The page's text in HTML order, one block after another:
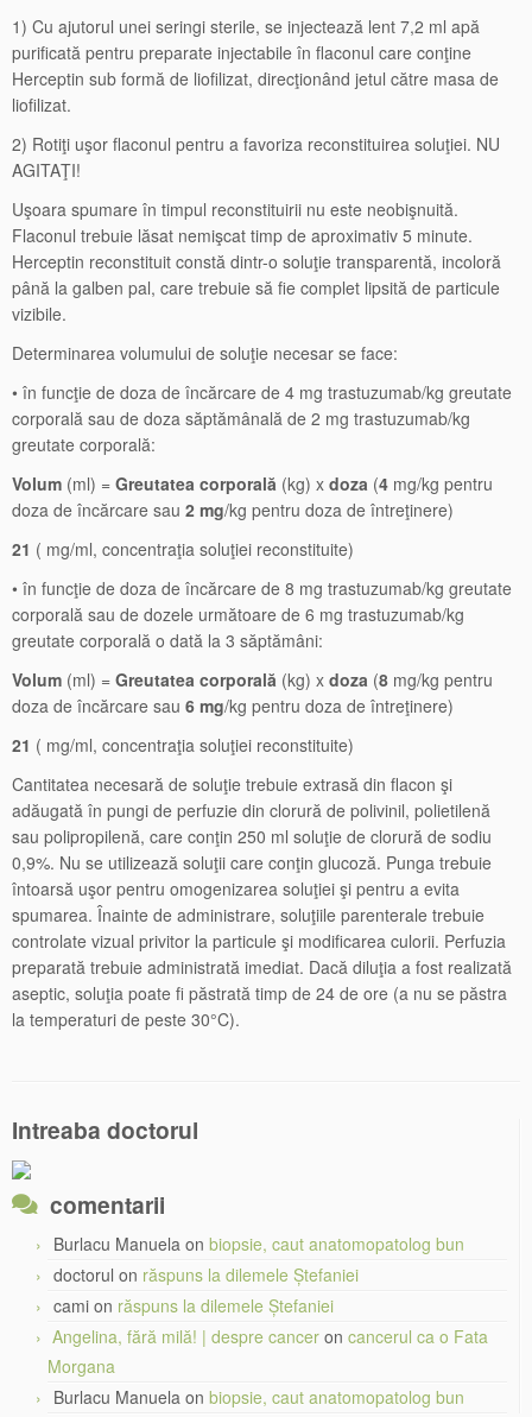
1) Cu ajutorul unei seringi sterile, se injectează lent 7,2 ml apă
purificată pentru preparate injectabile în flaconul care conţine
Herceptin sub formă de liofilizat, direcţionând jetul către masa de
liofilizat.
2) Rotiţi uşor flaconul pentru a favoriza reconstituirea soluţiei. NU
AGITAŢI!
Uşoara spumare în timpul reconstituirii nu este neobişnuită.
Flaconul trebuie lăsat nemişcat timp de aproximativ 5 minute.
Herceptin reconstituit constă dintr-o soluţie transparentă, incoloră
până la galben pal, care trebuie să fie complet lipsită de particule
vizibile.
Determinarea volumului de soluţie necesar se face:
• în funcţie de doza de încărcare de 4 mg trastuzumab/kg greutate
corporală sau de doza săptămânală de 2 mg trastuzumab/kg
greutate corporală:
Volum (ml) = Greutatea corporală (kg) x doza (4 mg/kg pentru
doza de încărcare sau 2 mg/kg pentru doza de întreţinere)
21 ( mg/ml, concentraţia soluţiei reconstituite)
• în funcţie de doza de încărcare de 8 mg trastuzumab/kg greutate
corporală sau de dozele următoare de 6 mg trastuzumab/kg
greutate corporală o dată la 3 săptămâni:
Volum (ml) = Greutatea corporală (kg) x doza (8 mg/kg pentru
doza de încărcare sau 6 mg/kg pentru doza de întreţinere)
21 ( mg/ml, concentraţia soluţiei reconstituite)
Cantitatea necesară de soluţie trebuie extrasă din flacon şi
adăugată în pungi de perfuzie din clorură de polivinil, polietilenă
sau polipropilenă, care conţin 250 ml soluţie de clorură de sodiu
0,9%. Nu se utilizează soluţii care conţin glucoză. Punga trebuie
întoarsă uşor pentru omogenizarea soluţiei şi pentru a evita
spumarea. Înainte de administrare, soluţiile parenterale trebuie
controlate vizual privitor la particule şi modificarea culorii. Perfuzia
preparată trebuie administrată imediat. Dacă diluţia a fost realizată
aseptic, soluţia poate fi păstrată timp de 24 de ore (a nu se păstra
la temperaturi de peste 30°C).
Intreaba doctorul
comentarii
Burlacu Manuela on biopsie, caut anatomopatolog bun
doctorul on răspuns la dilemele Ștefaniei
cami on răspuns la dilemele Ștefaniei
Angelina, fără milă! | despre cancer on cancerul ca o Fata
Morgana
Burlacu Manuela on biopsie, caut anatomopatolog bun